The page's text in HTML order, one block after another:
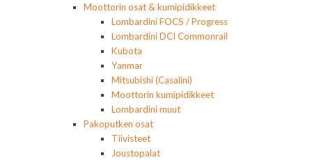
Moottorin osat & kumipidikkeet
Lombardini FOCS / Progress
Lombardini DCI Commonrail
Kubota
Yanmar
Mitsubishi (Casalini)
Moottorin kumipidikkeet
Lombardini muut
Pakoputken osat
Tiivisteet
Joustopalat